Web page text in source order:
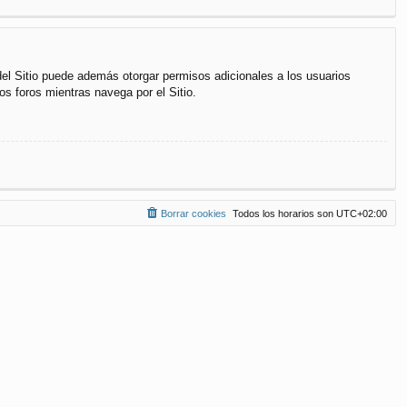
Sitio puede además otorgar permisos adicionales a los usuarios
foros mientras navega por el Sitio.
Todos los horarios son UTC+02:00
Borrar cookies